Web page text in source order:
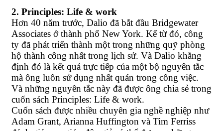
2. Principles: Life & work
Hơn 40 năm trước, Dalio đã bắt đầu Bridgewater
Associates ở thành phố New York. Kể từ đó, công
ty đã phát triển thành một trong những quỹ phòng
hộ thành công nhất trong lịch sử. Và Dalio khẳng
định đó là kết quả trực tiếp của một bộ nguyên tắc
mà ông luôn sử dụng nhất quán trong công việc.
Và những nguyên tắc này đã được ông chia sẻ trong
cuốn sách Principles: Life & work.
Cuốn sách được nhiều chuyên gia nghề nghiệp như
Adam Grant, Arianna Huffington và Tim Ferriss